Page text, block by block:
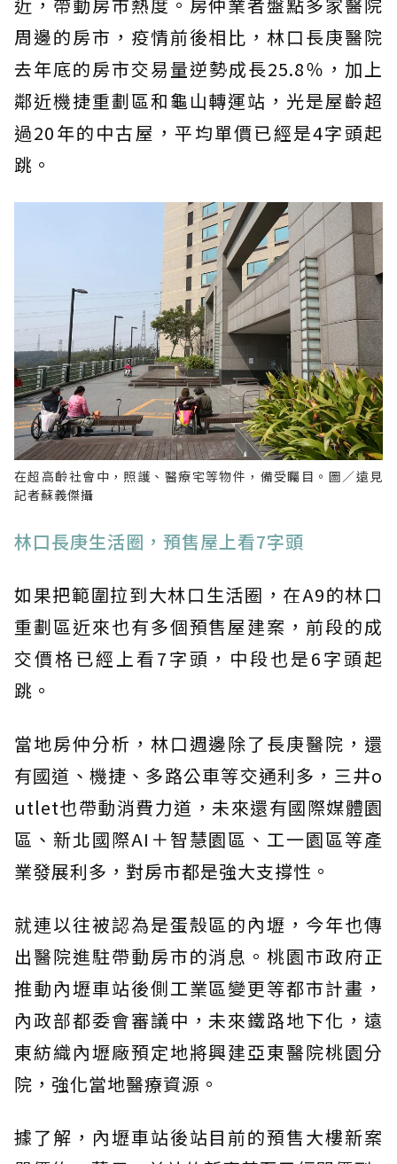
周邊的房市，疫情前後相比，林口長庚醫院
去年底的房市交易量逆勢成長25.8％，加上
鄰近機捷重劃區和龜山轉運站，光是屋齡超
過20年的中古屋，平均單價已經是4字頭起
跳。
在超高齡社會中，照護、醫療宅等物件，備受矚目。圖／遠見
記者蘇義傑攝
林口長庚生活圈，預售屋上看7字頭
如果把範圍拉到大林口生活圈，在A9的林口
重劃區近來也有多個預售屋建案，前段的成
交價格已經上看7字頭，中段也是6字頭起
跳。
當地房仲分析，林口週邊除了長庚醫院，還
有國道、機捷、多路公車等交通利多，三井o
utlet也帶動消費力道，未來還有國際媒體園
區、新北國際AI＋智慧園區、工一園區等產
業發展利多，對房市都是強大支撐性。
就連以往被認為是蛋殼區的內壢，今年也傳
出醫院進駐帶動房市的消息。桃園市政府正
推動內壢車站後側工業區變更等都市計畫，
內政部都委會審議中，未來鐵路地下化，遠
東紡織內壢廠預定地將興建亞東醫院桃園分
院，強化當地醫療資源。
據了解，內壢車站後站目前的預售大樓新案